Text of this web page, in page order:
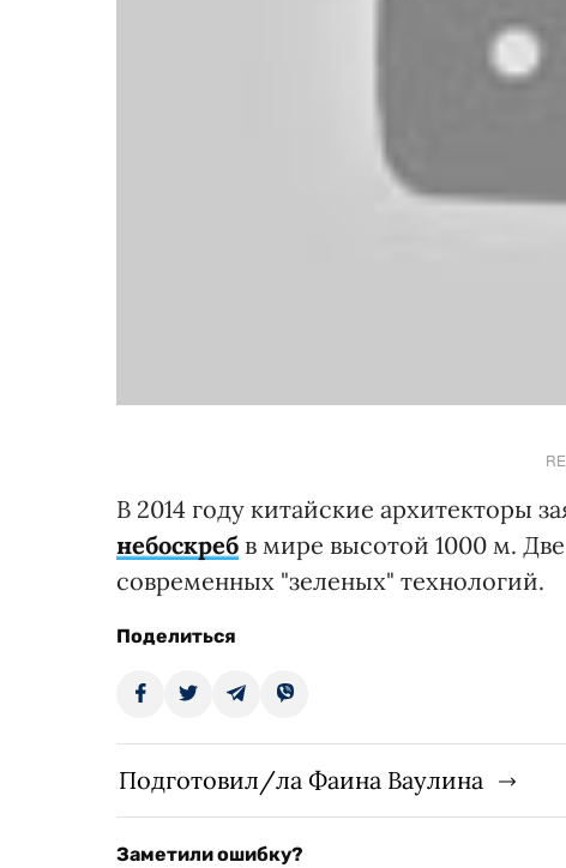
В 2014 году китайские архитекторы
небоскреб в мире высотой 1000 м.
современных "зеленых" технологий.
Поделиться
Подготовил/ла Фаина Ваулина
Заметили ошибку?